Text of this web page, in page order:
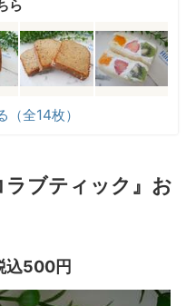
ら
全14枚）
ラブティック』お
込500円